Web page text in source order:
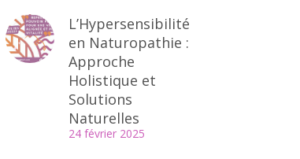
L’Hypersensibilité
en Naturopathie :
Approche
Holistique et
Solutions
Naturelles
24 février 2025